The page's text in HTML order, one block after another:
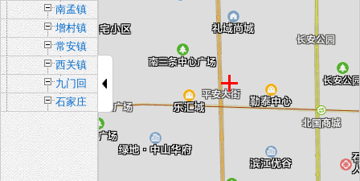
镇
南孟镇
增村镇
常安镇
西关镇
九门回
族乡
石家庄
经济技
术开发
区